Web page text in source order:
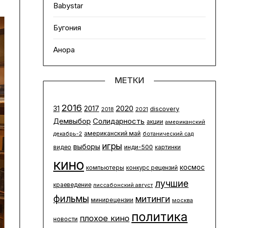
Babystar
Бугония
Анора
МЕТКИ
31 2016 2017 2018 2020 2021 discovery
Демвыбор Солидарность акции американский
декабрь-2 американский май ботанический сад
видео выборы игры инди-500 картинки
кино компьютеры конкурс рецензий космос
краеведение лиссабонский август лучшие
фильмы минирецензии митинги москва
новости плохое кино политика